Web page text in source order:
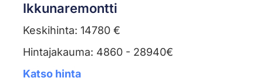
Ikkunaremontti
Keskihinta: 14780 €
Hintajakauma: 4860 - 28940€
Katso hinta